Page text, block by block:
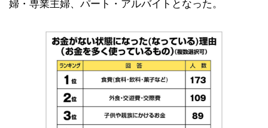
婦・専業主婦、パート・アルバイトとなった。